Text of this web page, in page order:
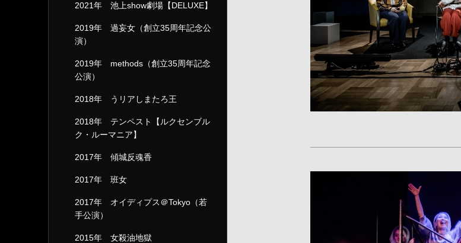
2021年 池上show劇場【DELUXE】
2019年 過妄女（創立35周年記念公
演）
2019年 methods（創立35周年記念
公演）
2018年 うリアしまたろ王
2018年 テンペスト【ルクセンブル
ク・ルーマニア】
2017年 傾城反魂香
2017年 班女
2017年 オイディプス＠Tokyo（若
手公演）
2015年 女殺油地獄